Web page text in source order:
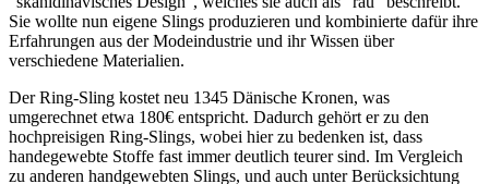
Sie wollte nun eigene Slings produzieren und kombinierte dafür ihre
Erfahrungen aus der Modeindustrie und ihr Wissen über
verschiedene Materialien.
Der Ring-Sling kostet neu 1345 Dänische Kronen, was
umgerechnet etwa 180€ entspricht. Dadurch gehört er zu den
hochpreisigen Ring-Slings, wobei hier zu bedenken ist, dass
handegewebte Stoffe fast immer deutlich teurer sind. Im Vergleich
zu anderen handgewebten Slings, und auch unter Berücksichtung